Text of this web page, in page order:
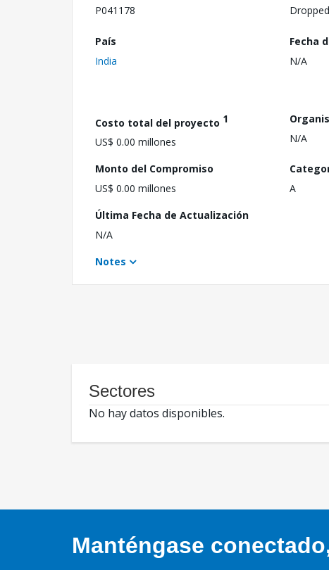
P041178
Dropped
País
India
Fecha
N/A
Costo total del proyecto 1
US$ 0.00 millones
N/A
Monto del Compromiso
US$ 0.00 millones
A
Última Fecha de Actualización
N/A
Notes
Sectores
No hay datos disponibles.
Manténgase